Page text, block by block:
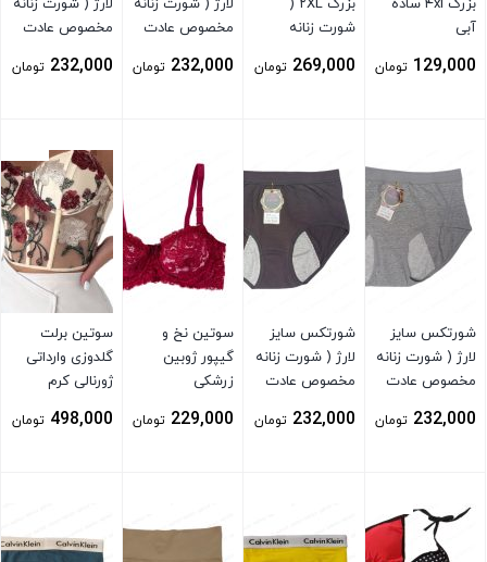
بزرگ ۴xl ساده
آبی
129,000 تومان
بزرگ ۲XL (
شورت زنانه
ماهیانه ) قرمز
269,000 تومان
لارژ ( شورت زنانه
مخصوص عادت
232,000 تومان
لارژ ( شورت زنانه
مخصوص عادت
232,000 تومان
شورتکس سایز
لارژ ( شورت زنانه
مخصوص عادت
232,000 تومان
شورتکس سایز
لارژ ( شورت زنانه
مخصوص عادت
تیره
232,000 تومان
سوتین نخ و
گیپور ژوبین
زرشکی
229,000 تومان
سوتین برلت
گلدوزی وارداتی
ژورنالی کرم
498,000 تومان